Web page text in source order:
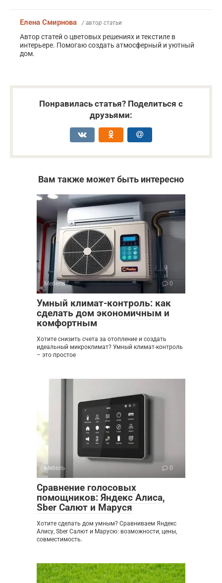
Елена Смирнова / автор статьи
Автор статей о цветовых решениях и текстиле в
интерьере. Помогаю создать атмосферный и уютный
дом.
Понравилась статья? Поделиться с
друзьями:
Вам также может быть интересно
Мебель 0
Умный климат-контроль: как
сделать дом экономичным и
комфортным
Хотите снизить счета за отопление и создать
идеальный микроклимат? Умный климат-контроль
– это простое
Мебель 0
Сравнение голосовых
помощников: Яндекс Алиса,
Sber Салют и Маруся
Хотите сделать дом умным? Сравниваем Яндекс
Алису, Sber Салют и Марусю: возможности, цены,
совместимость.